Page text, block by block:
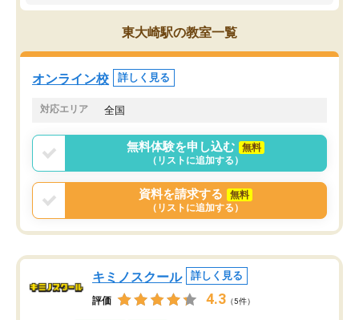
す。
うちの子は、初回面談の講師の方で決
オンラインツールを使用した単語帳の
共有があり宿題もそちらで出される形
でした。
言う事で講師変更の申し出があり、あ
まりに短期での変更だった為、塾に通
う事にして退会しました。遅れも取り
戻せ、授業内容や講師の方は良かった
と思います。
ち期待したものではなく
くなってきたようなので
東大崎駅の教室一覧
オンライン校 詳しく見る
対応エリア 全国
無料体験を申し込む
無料
（リストに追加する）
資料を請求する
無料
（リストに追加する）
キミノスクール 詳しく見る
評価 4.3 （5件）